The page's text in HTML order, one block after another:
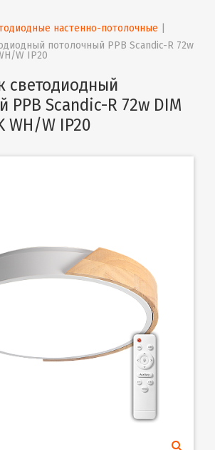
настенно-потолочные
потолочный PPB Scandic-R 72w
W IP20
светодиодный
PPB Scandic-R 72w DIM
WH/W IP20